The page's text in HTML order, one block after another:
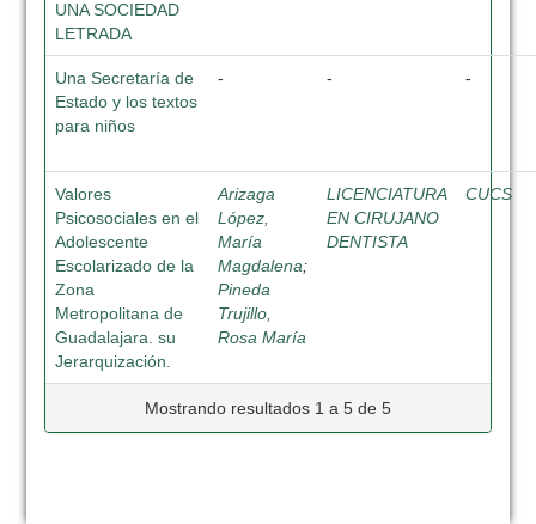
UNA SOCIEDAD
LETRADA
Una Secretaría de
Estado y los textos
para niños
- - -
Valores
Psicosociales en el
Adolescente
Escolarizado de la
Zona
Metropolitana de
Guadalajara. su
Jerarquización.
Arizaga
López,
María
Magdalena;
Pineda
Trujillo,
Rosa María
LICENCIATURA
EN CIRUJANO
DENTISTA
CUCS
Mostrando resultados 1 a 5 de 5